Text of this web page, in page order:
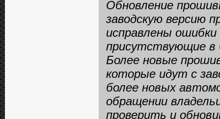
Обновление
заводскую версию
исправлены ошибки
присутствующие в
Более новые
которые идут с
более новых
обращении
проверить и